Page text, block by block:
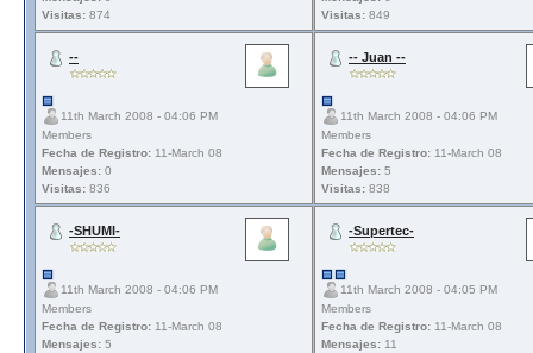
Visitas: 874
Visitas: 849
--
11th March 2008 - 04:06 PM
Members
Fecha de Registro: 11-March 08
Mensajes: 0
Visitas: 836
-- Juan --
11th March 2008 - 04:06 PM
Members
Fecha de Registro: 11-March 08
Mensajes: 5
Visitas: 838
-SHUMI-
11th March 2008 - 04:06 PM
Members
Fecha de Registro: 11-March 08
Mensajes: 5
-Supertec-
11th March 2008 - 04:05 PM
Members
Fecha de Registro: 11-March 08
Mensajes: 11